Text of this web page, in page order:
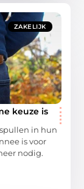
ZAKELIJK
keuze is
in hun
is voor
nodig.